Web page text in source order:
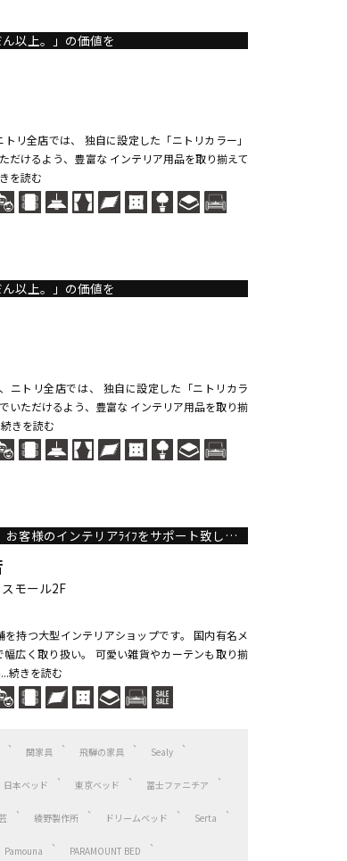
ん以上。」の価値を
リ全店では、 独自に設定した「ニトリカラー」
だけるよう、豊富な インテリア用品を取り揃えて
を読む
ん以上。」の価値を
ニトリ全店では、 独自に設定した「ニトリカラ
いただけるよう、豊富な インテリア用品を取り揃
きを読む
首都圏最大級のネットワークにて、お客様のインテリアﾗｲﾌをサポート致します。
モール2F
を持つ大型インテリアショップです。 国内有名メ
広く取り扱い。 可愛い雑貨やカーテンも取り揃
続きを読む
関家具 飛騨の家具 Sealy
日本ベッド 東京ベッド 冨士ファニチア
綾野製作所 ドリームベッド Serta
Pamouna
PARAMOUNT BED